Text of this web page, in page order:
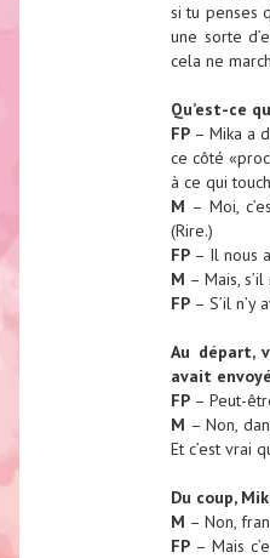
si tu penses
une sorte
cela ne
Qu’est-ce
FP – Mika a
ce côté
à ce qui
M – Moi,
(Rire.)
FP – Il nous
M – Mais,
FP – S’il
Au départ,
avait
FP – Peut-
M – Non,
Et c’est vrai
Du coup,
M – Non,
FP – Mais